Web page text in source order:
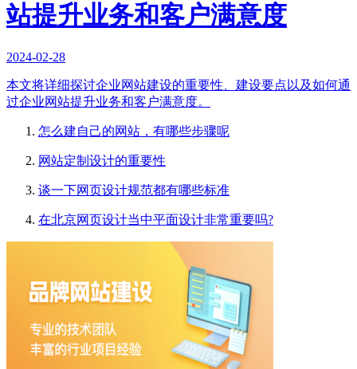
站提升业务和客户满意度
2024-02-28
本文将详细探讨企业网站建设的重要性、建设要点以及如何通
过企业网站提升业务和客户满意度。
怎么建自己的网站，有哪些步骤呢
网站定制设计的重要性
谈一下网页设计规范都有哪些标准
在北京网页设计当中平面设计非常重要吗?